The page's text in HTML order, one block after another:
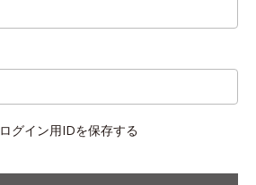
ログイン用IDを保存する